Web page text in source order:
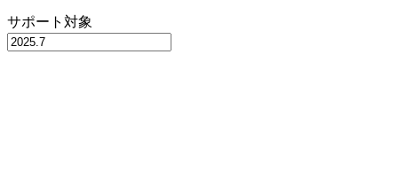
サポート対象